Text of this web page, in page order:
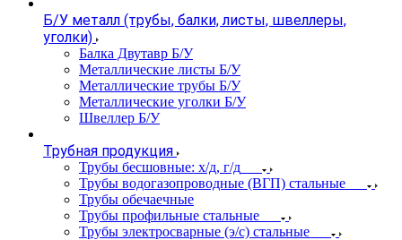
Б/У металл (трубы, балки, листы, швеллеры,
уголки)
Балка Двутавр Б/У
Металлические листы Б/У
Металлические трубы Б/У
Металлические уголки Б/У
Швеллер Б/У
Трубная продукция
Трубы бесшовные: х/д, г/д
Трубы водогазопроводные (ВГП) стальные
Трубы обечаечные
Трубы профильные стальные
Трубы электросварные (э/с) стальные